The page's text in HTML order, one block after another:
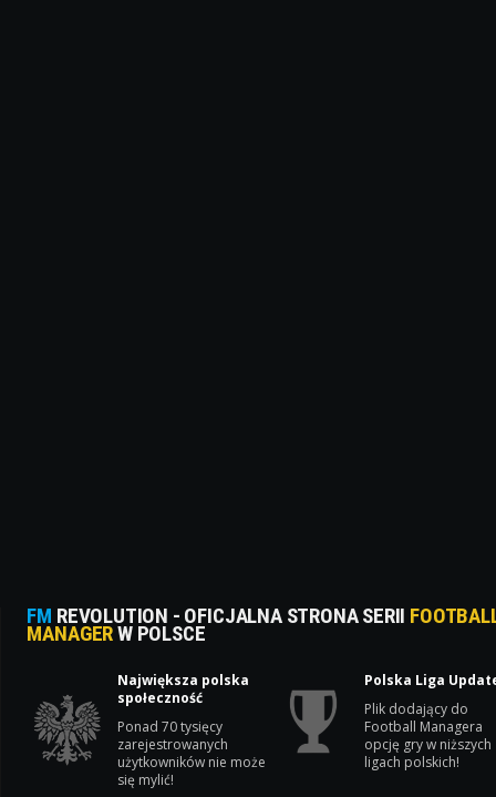
FM REVOLUTION - OFICJALNA STRONA SERII
MANAGERW POLSCE
Największa polska
społeczność
Ponad 70 tysięcy
zarejestrowanych
użytkowników nie może
się mylić!
Polska Liga
Plik dodający do
Football Managera
opcję gry w niższych
ligach polskich!